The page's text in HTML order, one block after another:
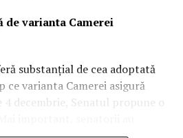
varianta Camerei
substanțial de cea adoptată
ce varianta Camerei asigură
decembrie, Senatul propune o